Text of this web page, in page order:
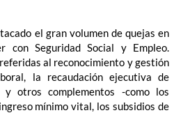
el gran volumen de quejas en
con Seguridad Social y Empleo.
al reconocimiento y gestión
la recaudación ejecutiva de
y otros complementos -como los
mínimo vital, los subsidios de